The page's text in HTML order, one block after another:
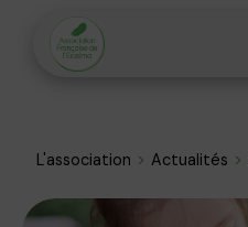
L'association Actualités